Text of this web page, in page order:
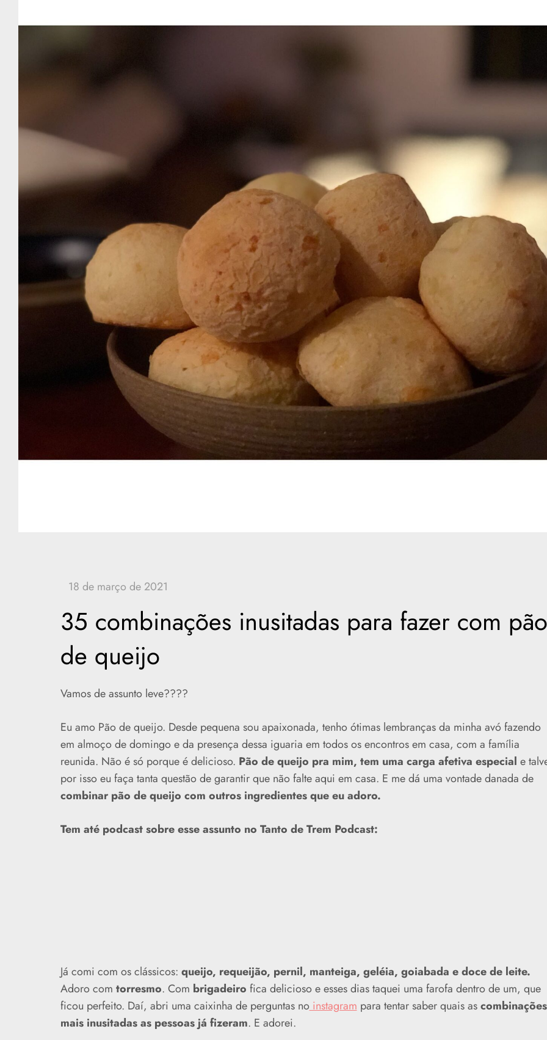
35 combinações inusitadas para fazer com pão
de queijo
Vamos de assunto leve????
Eu amo Pão de queijo. Desde pequena sou apaixonada, tenho ótimas lembranças da minha avó fazendo
em almoço de domingo e da presença dessa iguaria em todos os encontros em casa, com a família
reunida. Não é só porque é delicioso. Pão de queijo pra mim, tem uma carga afetiva especial e
por isso eu faça tanta questão de garantir que não falte aqui em casa. E me dá uma vontade danada de
combinar pão de queijo com outros ingredientes que eu adoro.
Tem até podcast sobre esse assunto no Tanto de Trem Podcast:
Já comi com os clássicos: queijo, requeijão, pernil, manteiga, geléia, goiabada e doce de leite.
Adoro com torresmo. Com brigadeiro fica delicioso e esses dias taquei uma farofa dentro de um, que
ficou perfeito. Daí, abri uma caixinha de perguntas noinstagram para tentar saber quais ascombinações
mais inusitadas as pessoas já fizeram. E adorei.